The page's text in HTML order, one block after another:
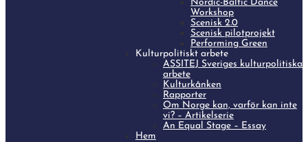
Nordic-Baltic Dance
Workshop
Scenisk 2.0
Scenisk pilotprojekt
Performing Green
Kulturpolitiskt arbete
ASSITEJ Sveriges kulturpolitiska
arbete
Kulturkånken
Rapporter
Om Norge kan, varför kan inte
vi? – Artikelserie
An Equal Stage – Essay
Hem